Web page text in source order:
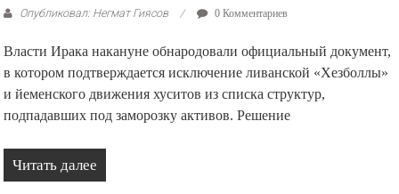
Опубликовал: Негмат Гиясов 0 Комментариев
Власти Ирака накануне обнародовали официальный документ,
в котором подтверждается исключение ливанской «Хезболлы»
и йеменского движения хуситов из списка структур,
подпадавших под заморозку активов. Решение
Читать далее